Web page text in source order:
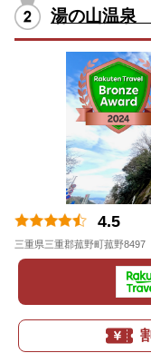
湯の山温泉
4.5
三重県三重郡菰野町菰野8497